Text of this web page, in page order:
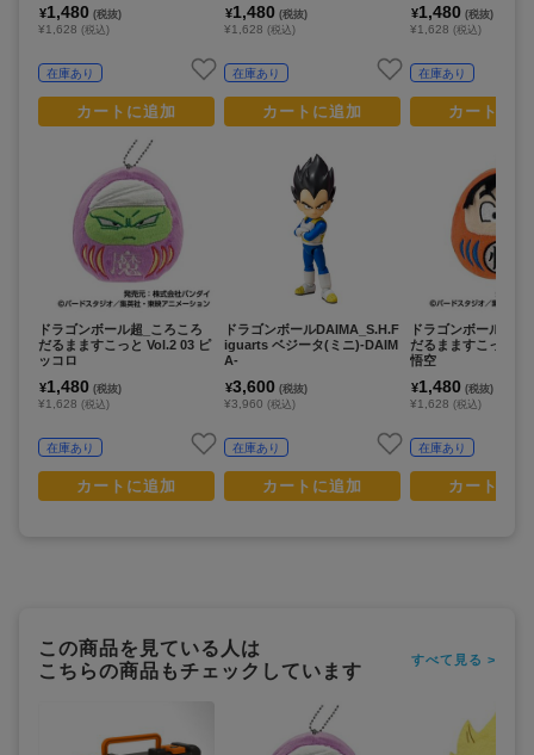
¥1,480 (税抜)
¥1,628 (税込)
在庫あり
カートに追加
ドラゴンボール超_ころころ
だるまますこっと Vol.2 03 ピ
ッコロ
¥1,480 (税抜)
¥1,628 (税込)
在庫あり
カートに追加
¥1,480 (税抜)
¥1,628 (税込)
在庫あり
カートに追加
ドラゴンボールDAIMA_S.H.F
iguarts ベジータ(ミニ)-DAIM
A-
¥3,600 (税抜)
¥3,960 (税込)
在庫あり
カートに追加
¥1,480 (税抜)
¥1,628 (税込)
在庫あり
カートに
ドラゴンボール超_
だるまますこっと
悟空
¥1,480 (税抜)
¥1,628 (税込)
在庫あり
カートに
この商品を見ている人は
こちらの商品もチェックしています
すべて見る >